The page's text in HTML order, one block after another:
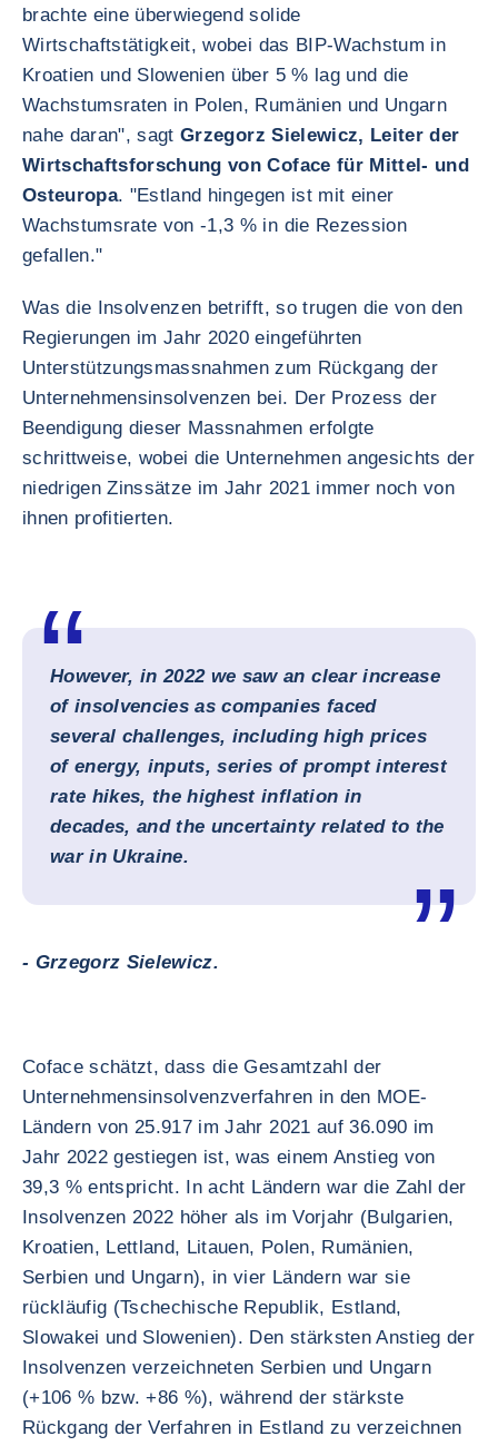
brachte eine überwiegend solide
Wirtschaftstätigkeit, wobei das BIP-Wachstum in
Kroatien und Slowenien über 5 % lag und die
Wachstumsraten in Polen, Rumänien und Ungarn
nahe daran", sagtGrzegorz Sielewicz, Leiter der
Wirtschaftsforschung von Coface für Mittel- und
Osteuropa. "Estland hingegen ist mit einer
Wachstumsrate von -1,3 % in die Rezession
gefallen."
Was die Insolvenzen betrifft, so trugen die von den
Regierungen im Jahr 2020 eingeführten
Unterstützungsmassnahmen zum Rückgang der
Unternehmensinsolvenzen bei. Der Prozess der
Beendigung dieser Massnahmen erfolgte
schrittweise, wobei die Unternehmen angesichts der
niedrigen Zinssätze im Jahr 2021 immer noch von
ihnen profitierten.
However, in 2022 we saw an clear increase
of insolvencies as companies faced
several challenges, including high prices
of energy, inputs, series of prompt interest
rate hikes, the highest inflation in
decades, and the uncertainty related to the
war in Ukraine.
- Grzegorz Sielewicz.
Coface schätzt, dass die Gesamtzahl der
Unternehmensinsolvenzverfahren in den MOE-
Ländern von 25.917 im Jahr 2021 auf 36.090 im
Jahr 2022 gestiegen ist, was einem Anstieg von
39,3 % entspricht. In acht Ländern war die Zahl der
Insolvenzen 2022 höher als im Vorjahr (Bulgarien,
Kroatien, Lettland, Litauen, Polen, Rumänien,
Serbien und Ungarn), in vier Ländern war sie
rückläufig (Tschechische Republik, Estland,
Slowakei und Slowenien). Den stärksten Anstieg der
Insolvenzen verzeichneten Serbien und Ungarn
(+106 % bzw. +86 %), während der stärkste
Rückgang der Verfahren in Estland zu verzeichnen